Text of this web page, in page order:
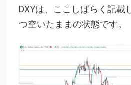
DXYは、ここしばらく記載
つ空いたままの状態です。